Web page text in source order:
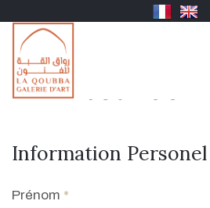
Jour de
Information Personel
Prénom *